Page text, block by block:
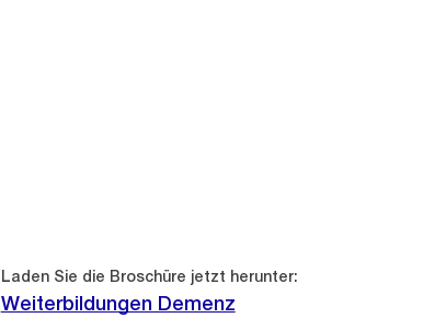
Laden Sie die Broschüre jetzt herunter:
Weiterbildungen Demenz